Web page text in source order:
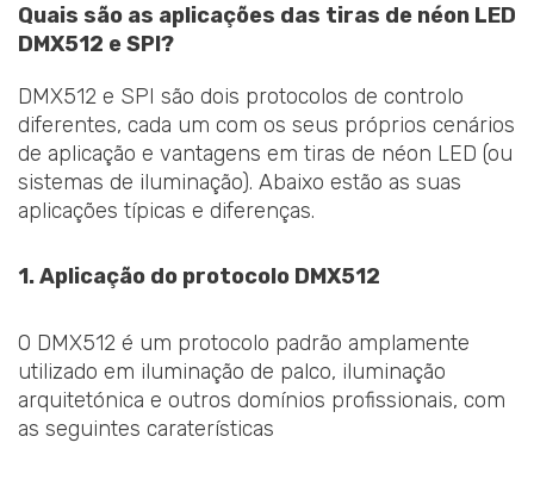
Quais são as aplicações das tiras de néon LED
DMX512 e SPI?
DMX512 e SPI são dois protocolos de controlo
diferentes, cada um com os seus próprios cenários
de aplicação e vantagens em tiras de néon LED (ou
sistemas de iluminação). Abaixo estão as suas
aplicações típicas e diferenças.
1. Aplicação do protocolo DMX512
O DMX512 é um protocolo padrão amplamente
utilizado em iluminação de palco, iluminação
arquitetónica e outros domínios profissionais, com
as seguintes caraterísticas